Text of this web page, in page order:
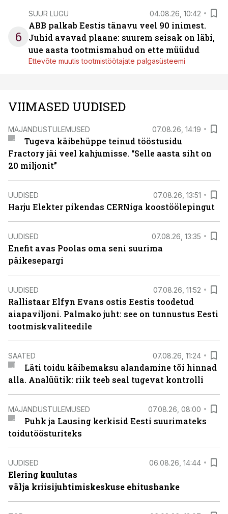
6
SUUR LUGU 04.08.26, 10:42
ABB palkab Eestis tänavu veel 90 inimest.
Juhid avavad plaane: suurem seisak on läbi,
uue aasta tootmismahud on ette müüdud
Ettevõte muutis tootmistöötajate palgasüsteemi
VIIMASED UUDISED
MAJANDUSTULEMUSED 07.08.26, 14:19
Tugeva käibehüppe teinud tööstusidu
Fractory jäi veel kahjumisse. “Selle aasta siht on
20 miljonit”
UUDISED 07.08.26, 13:51
Harju Elekter pikendas CERNiga koostöölepingut
UUDISED 07.08.26, 13:35
Enefit avas Poolas oma seni suurima
päikesepargi
UUDISED 07.08.26, 11:52
Rallistaar Elfyn Evans ostis Eestis toodetud
aiapaviljoni. Palmako juht: see on tunnustus Eesti
tootmiskvaliteedile
SAATED 07.08.26, 11:24
Läti toidu käibemaksu alandamine tõi hinnad
alla. Analüütik: riik teeb seal tugevat kontrolli
MAJANDUSTULEMUSED 07.08.26, 08:00
Puhk ja Lausing kerkisid Eesti suurimateks
toidutöösturiteks
UUDISED 06.08.26, 14:44
Elering kuulutas
välja kriisijuhtimiskeskuse ehitushanke